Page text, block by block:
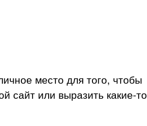
место для того, чтобы
сайт или выразить какие-то